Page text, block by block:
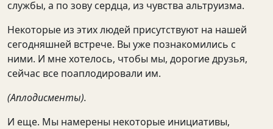
службы, а по зову сердца, из чувства альтруизма.
Некоторые из этих людей присутствуют на нашей
сегодняшней встрече. Вы уже познакомились с
ними. И мне хотелось, чтобы мы, дорогие друзья,
сейчас все поаплодировали им.
(Аплодисменты).
И еще. Мы намерены некоторые инициативы,